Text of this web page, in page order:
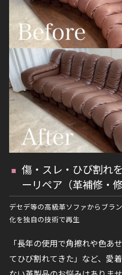
傷・スレ・ひび割れ
ーリペア（革補修・修
デセデ等の高級革ソファからブラ
化を独自の技術で再生
「長年の使用で角擦れや色あ
てひび割れてきた」など、愛